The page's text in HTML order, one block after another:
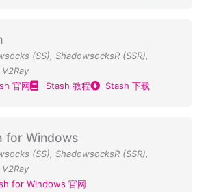
(SS), ShadowsocksR (SSR),
V2Ray
官网
Stash 教程 Stash 下载
for Windows
(SS), ShadowsocksR (SSR),
V2Ray
for Windows 官网